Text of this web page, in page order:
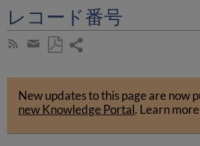
レコード番号
Subscribe
RSS
Share
by
email
as
PDF
New updates to this page are now
new Knowledge Portal. Learn